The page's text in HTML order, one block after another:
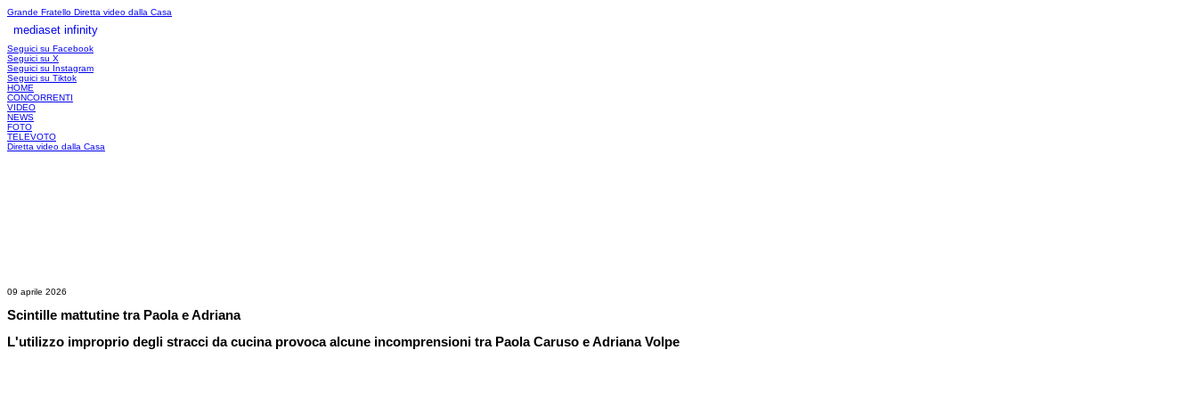
Grande Fratello Diretta video dalla Casa
mediaset infinity
Seguici su Facebook
Seguici su X
Seguici su Instagram
Seguici su Tiktok
HOME
CONCORRENTI
VIDEO
NEWS
FOTO
TELEVOTO
Diretta video dalla Casa
09 aprile 2026
Scintille mattutine tra Paola e Adriana
L'utilizzo improprio degli stracci da cucina provoca alcune incomprensioni tra Paola Caruso e Adriana Volpe